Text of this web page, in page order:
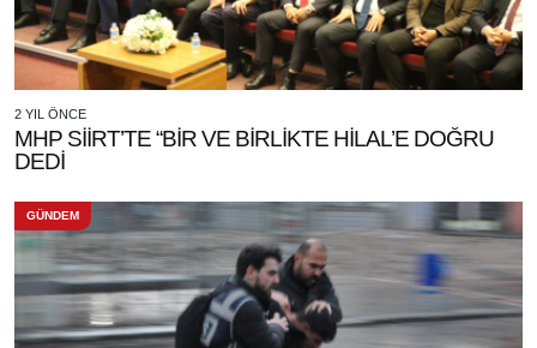
2 YIL ÖNCE
MHP SİİRT’TE “BİR VE BİRLİKTE HİLAL’E DOĞRU
DEDİ
GÜNDEM